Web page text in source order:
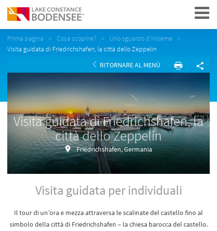
Navigation
Prima pagina Cosa scoprire?
Uno sguardo d'insieme
Visita guidata di Friedrichshafen, la città dello Zeppelin
RITORNARE AL MENÙ
Visita guidata di Friedrichshafen, la
città dello Zeppelin
Friedrichshafen, Germania
Visita guidata per individuali
Il tour di un’ora e mezza attraversa le scalinate del castello fino al
simbolo della città di Friedrichshafen – la chiesa barocca del castello.